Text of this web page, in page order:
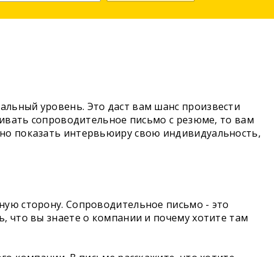
уровень. Это даст вам шанс произвести
сопроводительное письмо с резюме, то вам
показать интервьюиру свою индивидуальность,
сторону. Сопроводительное письмо - это
что вы знаете о компании и почему хотите там